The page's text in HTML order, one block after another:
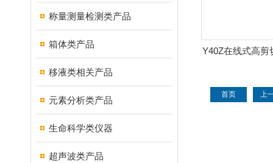
称量测量检测类产品
箱体类产品
移液类相关产品
元素分析类产品
生命科学类仪器
超声波类产品
Y40Z在线式高剪
电
首页 上